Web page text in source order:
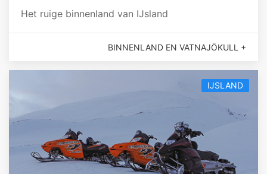
Het ruige binnenland van IJsland
BINNENLAND EN VATNAJÖKULL +
IJSLAND